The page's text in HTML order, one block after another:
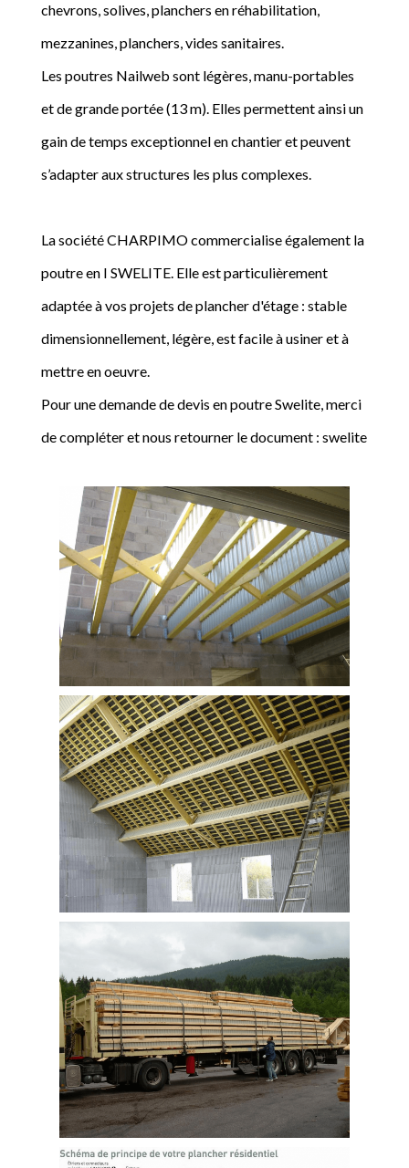
chevrons, solives, planchers en réhabilitation,
mezzanines, planchers, vides sanitaires.
Les poutres Nailweb sont légères, manu-portables
et de grande portée (13 m). Elles permettent ainsi un
gain de temps exceptionnel en chantier et peuvent
s’adapter aux structures les plus complexes.
La société CHARPIMO commercialise également la
poutre en I SWELITE. Elle est particulièrement
adaptée à vos projets de plancher d'étage : stable
dimensionnellement, légère, est facile à usiner et à
mettre en oeuvre.
Pour une demande de devis en poutre Swelite, merci
de compléter et nous retourner le document : swelite